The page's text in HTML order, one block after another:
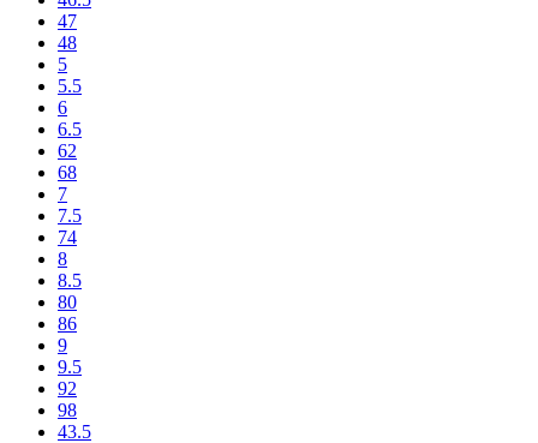
47
48
5
5.5
6
6.5
62
68
7
7.5
74
8
8.5
80
86
9
9.5
92
98
43.5